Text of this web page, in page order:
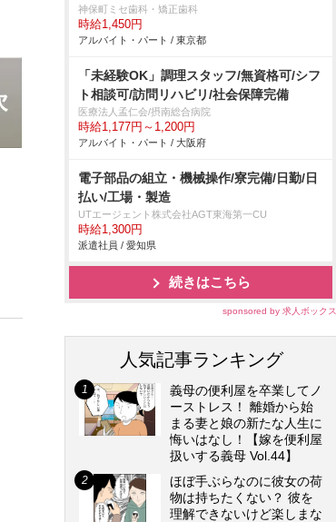
神保町ミセ歯科・矯正歯科
時給1,450円
アルバイト・パート / 東京都
「未経験OK」調理スタッフ/無資格可/シフ
ト相談可/訪問リハビリ/社会保障完備
医療法人孟仁会/摂南総合病院
時給1,177円～1,200円
アルバイト・パート / 大阪府
電子部品の組立・機械操作/寮完備/日勤/日
払い/工場・製造
UTエージェント株式会社AGT東海第一CU
時給1,300円
派遣社員 / 愛知県
続きはこちら
sponsored by 求人ボックス
人気記事ランキング
義母の便利屋を卒業してノ
ーストレス！ 離婚から始
まる妻と娘の新たな人生に
悔いはなし！【嫁を便利屋
扱いする義母 Vol.44】
ほぼ手ぶらなのに彼女の荷
物は持ちたくない？ 彼を
理解できないけど楽しまな